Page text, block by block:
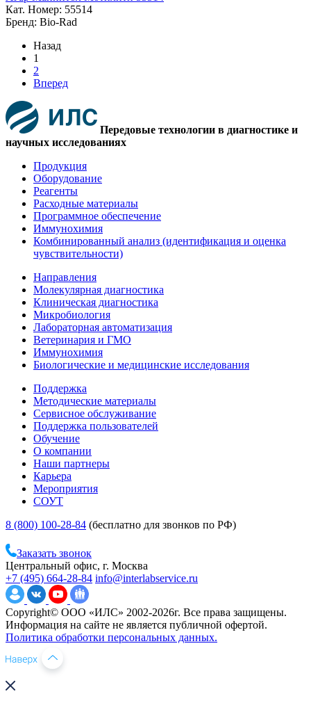
Кат. Номер: 55514
Бренд: Bio-Rad
Назад
1
2
Вперед
Передовые технологии в диагностике и
научных исследованиях
Продукция
Оборудование
Реагенты
Расходные материалы
Программное обеспечение
Иммунохимия
Комбинированный анализ (идентификация и оценка
чувствительности)
Направления
Молекулярная диагностика
Клиническая диагностика
Микробиология
Лабораторная автоматизация
Ветеринария и ГМО
Иммунохимия
Биологические и медицинские исследования
Поддержка
Методические материалы
Сервисное обслуживание
Поддержка пользователей
Обучение
О компании
Наши партнеры
Карьера
Мероприятия
СОУТ
8 (800) 100-28-84 (бесплатно для звонков по РФ)
Заказать звонок
Центральный офис, г. Москва
+7 (495) 664-28-84 info@interlabservice.ru
Copyright© ООО «ИЛС» 2002-2026г. Все права защищены.
Информация на сайте не является публичной офертой.
Политика обработки персональных данных.